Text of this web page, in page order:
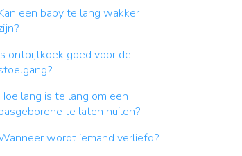
een baby te lang wakker
ontbijtkoek goed voor de
lang is te lang om een
te laten huilen?
wordt iemand verliefd?